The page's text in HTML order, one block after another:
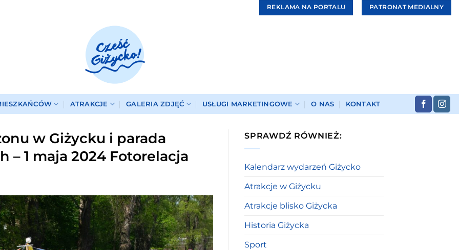
REKLAMA NA PORTALU PATRONAT MEDIALNY
ATRAKCJE GALERIA ZDJĘĆ USŁUGI MARKETINGOWE O NAS KONTAKT
w Giżycku i parada
– 1 maja 2024 Fotorelacja
SPRAWDŹ RÓWNIEŻ:
Kalendarz wydarzeń Giżycko
Atrakcje w Giżycku
Atrakcje blisko Giżycka
Historia Giżycka
Sport